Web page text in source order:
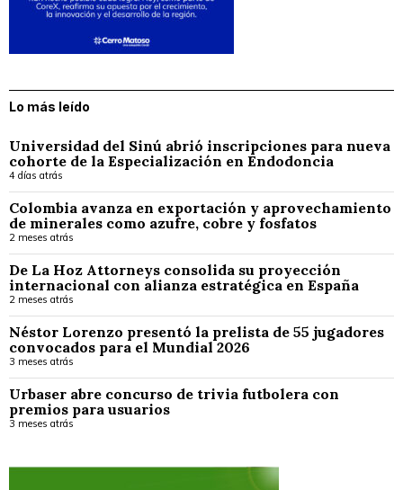
Lo más leído
Universidad del Sinú abrió inscripciones para nueva
cohorte de la Especialización en Endodoncia
4 días atrás
Colombia avanza en exportación y aprovechamiento
de minerales como azufre, cobre y fosfatos
2 meses atrás
De La Hoz Attorneys consolida su proyección
internacional con alianza estratégica en España
2 meses atrás
Néstor Lorenzo presentó la prelista de 55 jugadores
convocados para el Mundial 2026
3 meses atrás
Urbaser abre concurso de trivia futbolera con
premios para usuarios
3 meses atrás